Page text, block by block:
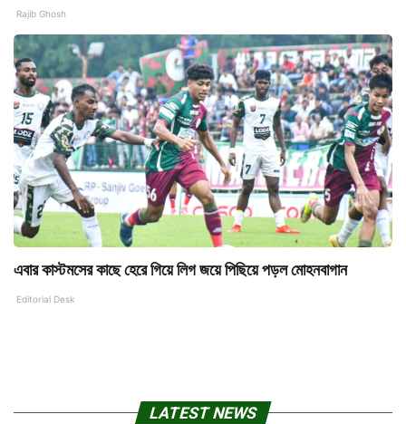
Rajib Ghosh
এবার কাস্টমসের কাছে হেরে গিয়ে লিগ জয়ে পিছিয়ে পড়ল মোহনবাগান
Editorial Desk
LATEST NEWS